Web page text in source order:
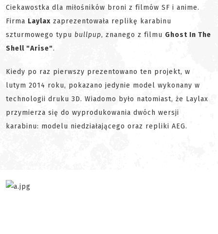
Ciekawostka dla miłośników broni z filmów SF i anime.
Firma Laylax zaprezentowała replikę karabinu
szturmowego typu bullpup, znanego z filmu Ghost In The
Shell "Arise".
Kiedy po raz pierwszy prezentowano ten projekt, w
lutym 2014 roku, pokazano jedynie model wykonany w
technologii druku 3D. Wiadomo było natomiast, że Laylax
przymierza się do wyprodukowania dwóch wersji
karabinu: modelu niedziałającego oraz repliki AEG.